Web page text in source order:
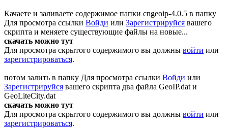
Качаете и заливаете содержимое папки cngeoip-4.0.5 в папку
Для просмотра ссылки Войди или Зарегистрируйся вашего
скрипта и меняете существующие файлы на новые...
скачать можно тут
Для просмотра скрытого содержимого вы должны войти или
зарегистрироваться.
потом залить в папку Для просмотра ссылки Войди или
Зарегистрируйся вашего скрипта два файла GeoIP.dat и
GeoLiteCity.dat
скачать можно тут
Для просмотра скрытого содержимого вы должны войти или
зарегистрироваться.